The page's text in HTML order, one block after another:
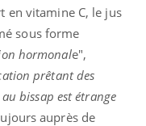
en vitamine C, le jus
sous forme
hormonale",
prêtant des
bissap est étrange
auprès de